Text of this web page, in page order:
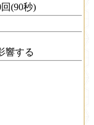
(90秒)
響する